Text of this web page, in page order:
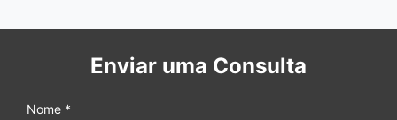
Enviar uma Consulta
Nome *